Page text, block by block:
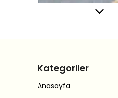
Kategoriler
Anasayfa